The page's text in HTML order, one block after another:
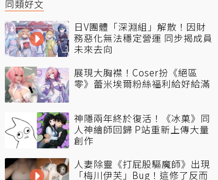
同類好文
日V團體「深淵組」解散！因財
務惡化無法穩定營運 同步揭成員
未來去向
展現大胸襟！Coser扮《絕區
零》蕾米埃爾粉絲福利給好給滿
神隱兩年終於復活！《冰菓》同
人神繪師回歸 P站重新上傳大量
創作
人妻除靈《打屁股驅魔師》出現
「梅川伊芙」Bug！這修了反而